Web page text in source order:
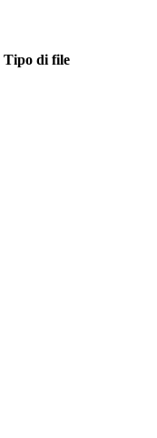
Tipo di file